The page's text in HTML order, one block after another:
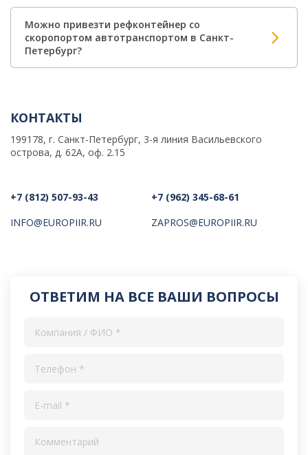
Можно привезти рефконтейнер со
скоропортом автотранспортом в Санкт-
Петербург?
КОНТАКТЫ
199178, г. Санкт-Петербург, 3-я линия Васильевского
острова, д. 62А, оф. 2.15
+7 (812) 507-93-43
INFO@EUROPIIR.RU
+7 (962) 345-68-61
ZAPROS@EUROPIIR.RU
ОТВЕТИМ НА ВСЕ ВАШИ ВОПРОСЫ